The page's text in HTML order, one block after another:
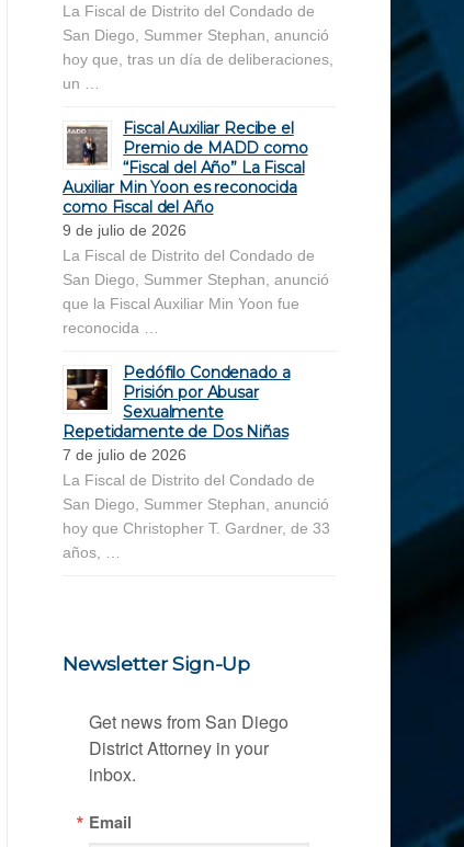
La Fiscal de Distrito del Condado de
San Diego, Summer Stephan, anunció
hoy que, tras un día de deliberaciones,
un …
Fiscal Auxiliar Recibe el
Premio de MADD como
“Fiscal del Año” La Fiscal
Auxiliar Min Yoon es reconocida
como Fiscal del Año
9 de julio de 2026
La Fiscal de Distrito del Condado de
San Diego, Summer Stephan, anunció
que la Fiscal Auxiliar Min Yoon fue
reconocida …
Pedófilo Condenado a
Prisión por Abusar
Sexualmente
Repetidamente de Dos Niñas
7 de julio de 2026
La Fiscal de Distrito del Condado de
San Diego, Summer Stephan, anunció
hoy que Christopher T. Gardner, de 33
años, …
Newsletter Sign-Up
Get news from San Diego
District Attorney in your
inbox.
Email